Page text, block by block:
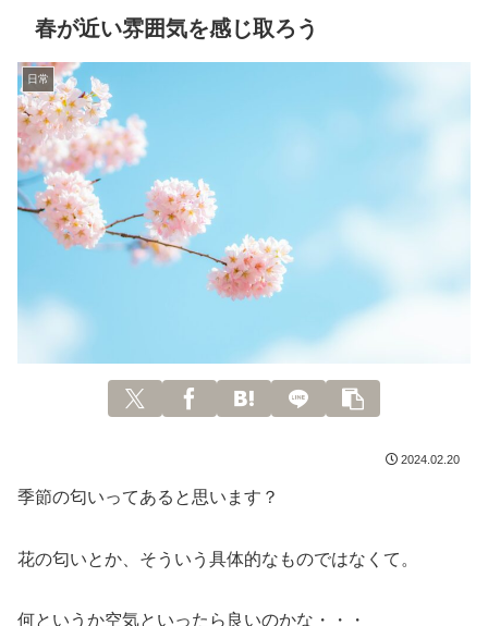
春が近い雰囲気を感じ取ろう
日常
2024.02.20
季節の匂いってあると思います？
花の匂いとか、そういう具体的なものではなくて。
何というか空気といったら良いのかな・・・